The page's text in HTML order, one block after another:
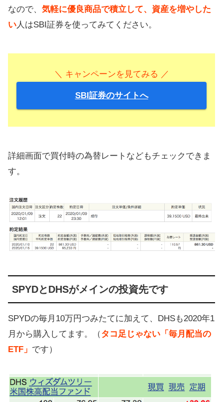
なので、 気軽に優良商品で積立して、資産を増やした
い人はSBI証券を使ってみてください。
＼ キャンペーンを見てみる ／
SBI証券のサイトへ
詳細画面で買付時の為替レートなどもチェックできま
す。
SPYDとDHSがメインの投資先です
SPYDの毎月10万円つみたてに加えて、DHSも2020年1
月から購入してます。（タコ足じゃない「毎月配当の
ETF」 です）